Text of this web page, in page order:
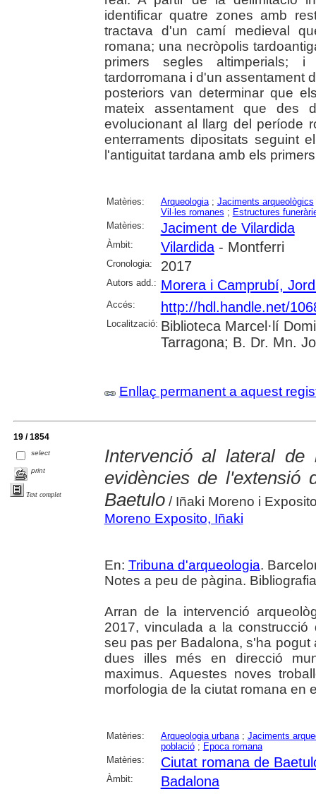
identificar quatre zones amb
tractava d'un camí medieval
romana; una necròpolis
primers segles altimperials;
tardorromana i d'un assentament
posteriors van determinar que
mateix assentament que des
evolucionant al llarg del període
enterraments dipositats seguint
l'antiguitat tardana amb els
Matèries: Arqueologia; Jaciments arqueològics
Vil·les romanes ; Estructures
Matèries:
Jaciment de Vilardida
Àmbit: Vilardida- Montferri
Cronologia: 2017
Autors add.: Morera i Camprubí,
Accés: http://hdl.handle.net/
Localització: Biblioteca Marcel·lí
Tarragona; B. Dr. Mn.
Enllaç permanent a aquest
19 / 1854
select
print
Text complet
Intervenció al lateral
evidències de
Baetulo/ Iñaki Moreno i
Moreno Exposito, Iñaki
En: Tribuna d'arqueologia.
Notes a peu de pàgina.
Arran de la intervenció
2017, vinculada a la
seu pas per Badalona, s'ha
dues illes més en direcció
maximus. Aquestes noves
morfologia de la ciutat romana en
Matèries: Arqueologia urbana; Jaciments
població; Epoca romana
Matèries:
Ciutat romana de
Àmbit: Badalona